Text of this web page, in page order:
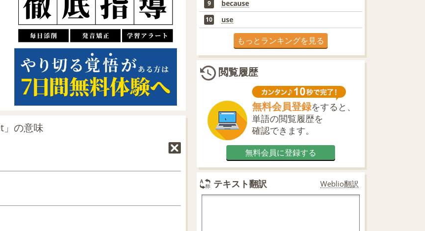
の意味
9 because
10 use
もっとランキングを見る
閲覧履歴
無料会員登録をすると、
単語の閲覧履歴を
確認できます。
無料会員に登録する
テキスト翻訳 Weblio翻訳